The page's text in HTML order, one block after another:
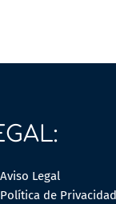
Aviso Legal
Política de Privacidad